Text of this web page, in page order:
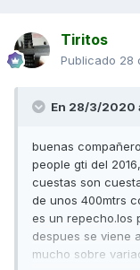
Tiritos
Publicado 28
En 28/3/2020
buenas
people gti del
cuestas son
de unos 400mtrs
es un repecho.los
despues se viene
mucho sobre